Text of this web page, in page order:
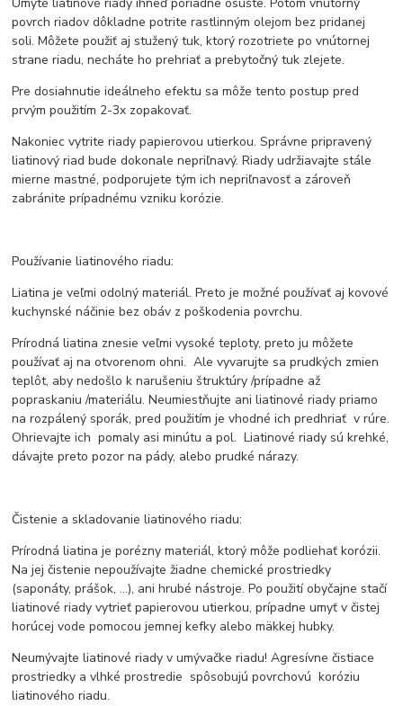
povrch riadov dôkladne potrite rastlinným olejom bez pridanej
soli. Môžete použiť aj stužený tuk, ktorý rozotriete po vnútornej
strane riadu, necháte ho prehriať a prebytočný tuk zlejete.
Pre dosiahnutie ideálneho efektu sa môže tento postup pred
prvým použitím 2-3x zopakovať.
Nakoniec vytrite riady papierovou utierkou. Správne pripravený
liatinový riad bude dokonale nepriľnavý. Riady udržiavajte stále
mierne mastné, podporujete tým ich nepriľnavosť a zároveň
zabránite prípadnému vzniku korózie.
Používanie liatinového riadu:
Liatina je veľmi odolný materiál. Preto je možné používať aj kovové
kuchynské náčinie bez obáv z poškodenia povrchu.
Prírodná liatina znesie veľmi vysoké teploty, preto ju môžete
používať aj na otvorenom ohni. Ale vyvarujte sa prudkých zmien
teplôt, aby nedošlo k narušeniu štruktúry /prípadne až
popraskaniu /materiálu. Neumiestňujte ani liatinové riady priamo
na rozpálený sporák, pred použitím je vhodné ich predhriať v rúre.
Ohrievajte ich pomaly asi minútu a pol. Liatinové riady sú krehké,
dávajte preto pozor na pády, alebo prudké nárazy.
Čistenie a skladovanie liatinového riadu:
Prírodná liatina je porézny materiál, ktorý môže podliehať korózii.
Na jej čistenie nepoužívajte žiadne chemické prostriedky
(saponáty, prášok, ...), ani hrubé nástroje. Po použití obyčajne stačí
liatinové riady vytrieť papierovou utierkou, prípadne umyť v čistej
horúcej vode pomocou jemnej kefky alebo mäkkej hubky.
Neumývajte liatinové riady v umývačke riadu! Agresívne čistiace
prostriedky a vlhké prostredie spôsobujú povrchovú koróziu
liatinového riadu.